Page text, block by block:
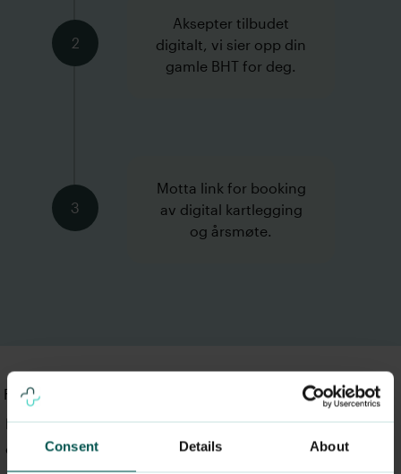
Consent Details About
2
Aksepter tilbudet
digitalt, vi sier opp din
gamle BHT for deg.
3
Motta link for booking
av digital kartlegging
og årsmøte.
Få uforpliktende tilbud
Fyll ut informasjonen og få tilbud på 5 minutter. Eller ring
oss på 934 66 465.